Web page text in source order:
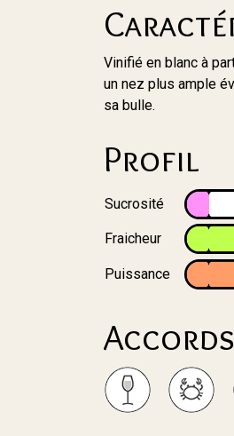
Vinifié en blanc à
un nez plus ample
sa bulle.
Profil
Sucrosité
Fraicheur
Puissance